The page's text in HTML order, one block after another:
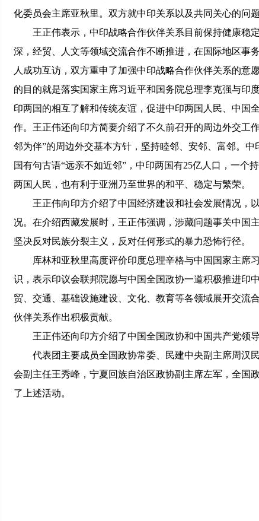
化委员会主席亚秋里。双方就中印关系以及共同关心的问
王正伟表示，中印战略合作伙伴关系目前保持健康稳
深，经贸、人文等领域交流合作不断推进，在国际地区事
人成功互访，双方重申了加强中印战略合作伙伴关系的意
的目的就是落实国家主席习近平和国务院总理李克强与印
印两国的相互了解和传统友谊，促进中印两国人民、中国
作。王正伟还向印方简要介绍了不久前召开的周边外交工
邻为伴”的周边外交基本方针，坚持睦邻、安邻、富邻。
国有句古语“远亲不如近邻”，中印两国有25亿人口，一个
两国人民，也有利于亚洲乃至世界的和平、稳定与繁荣。
王正伟向印方介绍了中国经济建设和社会发展情况，
况。在介绍西藏发展时，王正伟强调，涉藏问题事关中国
坚决反对民族分裂主义，反对任何形式的暴力恐怖行径。
库林和亚秋里高度评价印度总理辛格与中国国家主席
识，表示印议会联邦院愿与中国全国政协一道积极推进印
贸、交通、基础设施建设、文化、教育等各领域展开交流
伙伴关系作出积极贡献。
王正伟还向印方介绍了中国全国政协和中国共产党领导
代表团主要成员全国政协常委、民建中央副主席周汉
会副主任王秀峰，宁夏回族自治区政协副主席左军，全国
了上述活动。